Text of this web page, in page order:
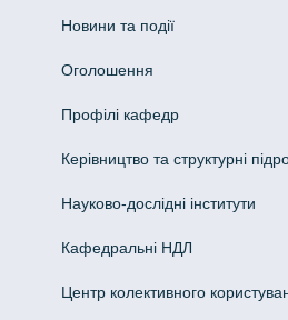
Новини та події
Оголошення
Профілі кафедр
Керівництво та структурні
Науково-дослідні інститути
Кафедральні НДЛ
Центр колективного